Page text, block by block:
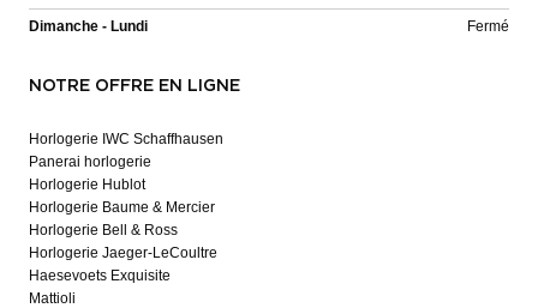
Dimanche - Lundi Fermé
NOTRE OFFRE EN LIGNE
Horlogerie IWC Schaffhausen
Panerai horlogerie
Horlogerie Hublot
Horlogerie Baume & Mercier
Horlogerie Bell & Ross
Horlogerie Jaeger-LeCoultre
Haesevoets Exquisite
Mattioli